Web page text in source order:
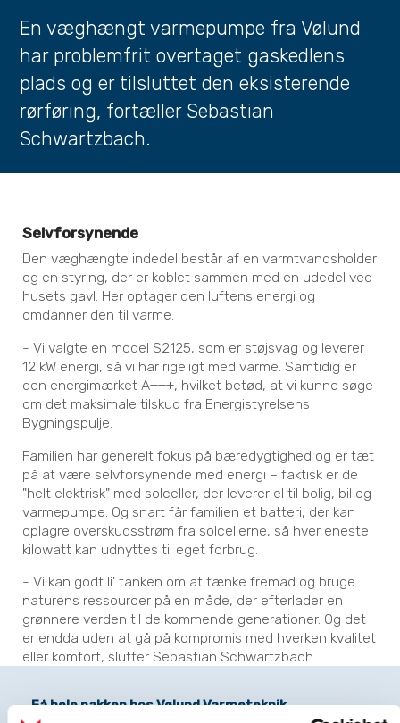
En væghængt varmepumpe fra Vølund
har problemfrit overtaget gaskedlens
plads og er tilsluttet den eksisterende
rørføring, fortæller Sebastian
Schwartzbach.
Selvforsynende
Den væghængte indedel består af en varmtvandsholder
og en styring, der er koblet sammen med en udedel ved
husets gavl. Her optager den luftens energi og
omdanner den til varme.
- Vi valgte en model S2125, som er støjsvag og leverer
12 kW energi, så vi har rigeligt med varme. Samtidig er
den energimærket A+++, hvilket betød, at vi kunne søge
om det maksimale tilskud fra Energistyrelsens
Bygningspulje.
Familien har generelt fokus på bæredygtighed og er tæt
på at være selvforsynende med energi – faktisk er de
"helt elektrisk" med solceller, der leverer el til bolig, bil og
varmepumpe. Og snart får familien et batteri, der kan
oplagre overskudsstrøm fra solcellerne, så hver eneste
kilowatt kan udnyttes til eget forbrug.
- Vi kan godt li' tanken om at tænke fremad og bruge
naturens ressourcer på en måde, der efterlader en
grønnere verden til de kommende generationer. Og det
er endda uden at gå på kompromis med hverken kvalitet
eller komfort, slutter Sebastian Schwartzbach.
Få hele pakken hos Vølund Varmeteknik